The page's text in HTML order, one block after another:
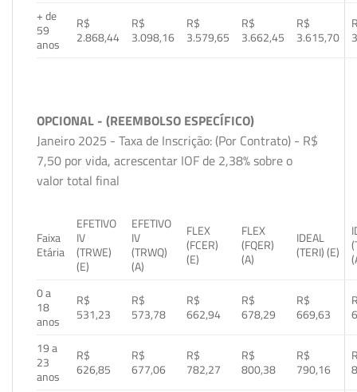
+ de
59
anos
R$
2.868,44
R$
3.098,16
R$
3.579,65
R$
3.662,45
R$
3.615,70
OPCIONAL - (REEMBOLSO ESPECÍFICO)
Janeiro 2025 - Taxa de Inscrição: (Por Contrato) - R$
7,50 por vida, acrescentar IOF de 2,38% sobre o
valor total final
Faixa
Etária
EFETIVO
IV
(TRWE)
(E)
EFETIVO
IV
(TRWQ)
(A)
FLEX
(FCER)
(E)
FLEX
(FQER)
(A)
IDEAL
(TERI) (E)
0 a
18
anos
R$
531,23
R$
573,78
R$
662,94
R$
678,29
R$
669,63
19 a
23
anos
R$
626,85
R$
677,06
R$
782,27
R$
800,38
R$
790,16